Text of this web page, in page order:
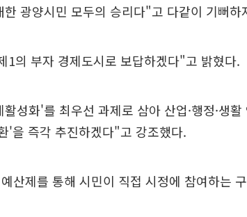
광양시민 모두의 승리다"고 다같이 기뻐하
1의 부자 경제도시로 보답하겠다"고 밝혔다.
성화'를 최우선 과제로 삼아 산업·행정·생활
'을 즉각 추진하겠다"고 강조했다.
산제를 통해 시민이 직접 시정에 참여하는